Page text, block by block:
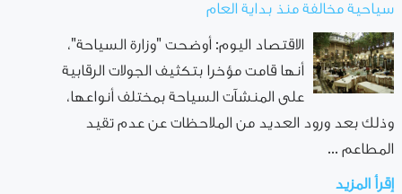
سياحية مخالفة منذ بداية العام
الاقتصاد اليوم: أوضحت "وزارة السياحة"،
أنها قامت مؤخرا بتكثيف الجولات الرقابية
على المنشآت السياحة بمختلف أنواعها،
وذلك بعد ورود العديد من الملاحظات عن عدم تقيد
المطاعم ...
إقرأ المزيد